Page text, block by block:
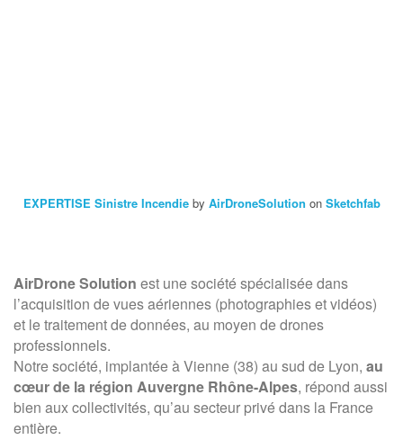
EXPERTISE Sinistre Incendieby AirDroneSolution on Sketchfab
AirDrone Solution est une société spécialisée dans
l’acquisition de vues aériennes (photographies et vidéos)
et le traitement de données, au moyen de drones
professionnels.
Notre société, implantée à Vienne (38) au sud de Lyon, au
cœur de la région Auvergne Rhône-Alpes, répond aussi
bien aux collectivités, qu’au secteur privé dans la France
entière.